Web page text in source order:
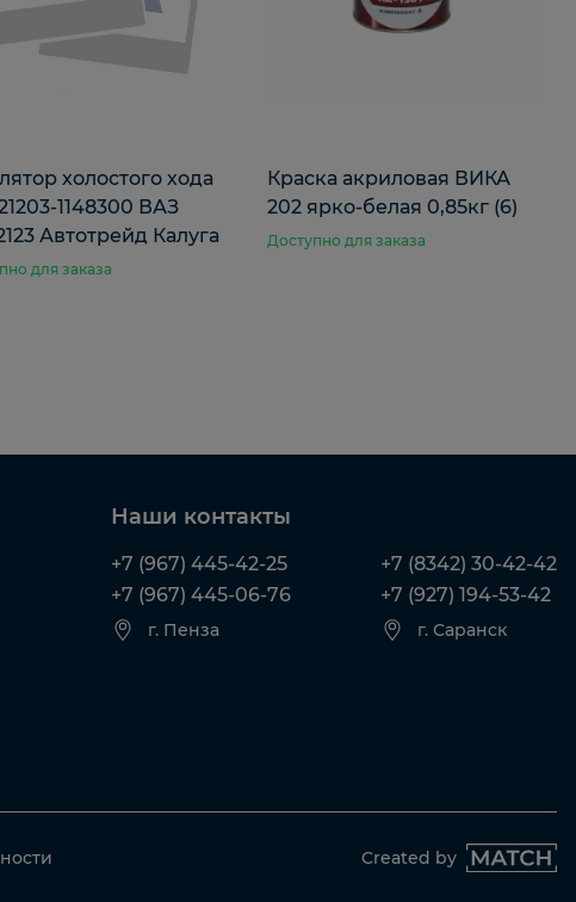
холостого хода
1148300 ВАЗ
Автотрейд Калуга
для заказа
Краска акриловая ВИКА
202 ярко-белая 0,85кг (6)
Доступно для заказа
Наши контакты
+7 (967) 445-42-25
+7 (967) 445-06-76
г. Пенза
+7 (8342) 30-42-42
+7 (927) 194-53-42
г. Саранск
Created by